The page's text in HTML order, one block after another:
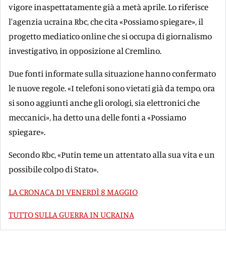
vigore inaspettatamente già a metà aprile. Lo riferisce
l'agenzia ucraina Rbc, che cita «Possiamo spiegare», il
progetto mediatico online che si occupa di giornalismo
investigativo, in opposizione al Cremlino.
Due fonti informate sulla situazione hanno confermato
le nuove regole. «I telefoni sono vietati già da tempo, ora
si sono aggiunti anche gli orologi, sia elettronici che
meccanici», ha detto una delle fonti a «Possiamo
spiegare».
Secondo Rbc, «Putin teme un attentato alla sua vita e un
possibile colpo di Stato».
LA CRONACA DI VENERDÌ 8 MAGGIO
TUTTO SULLA GUERRA IN UCRAINA